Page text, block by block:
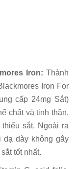
Iron: Thành
Iron For
cấp 24mg Sắt)
chất và tinh thần,
sắt. Ngoài ra
dày không gây
tốt nhất.